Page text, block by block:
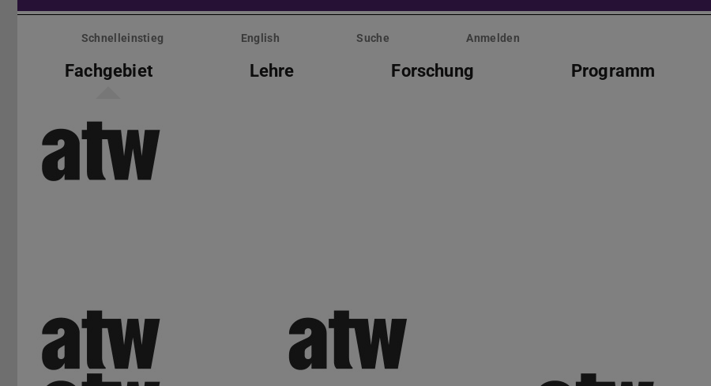
Menü
überspringenSchnelleinstieg English Suche Anmelden
Fachgebiet Lehre Forschung Programm